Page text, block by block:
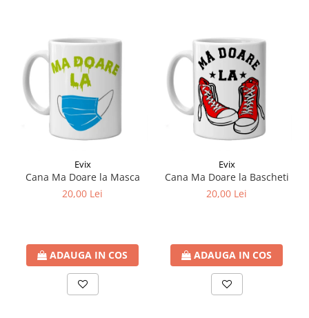
Evix
Cana Ma Doare la Masca
20,00 Lei
ADAUGA IN COS
Evix
Cana Ma Doare la Bascheti
20,00 Lei
ADAUGA IN COS